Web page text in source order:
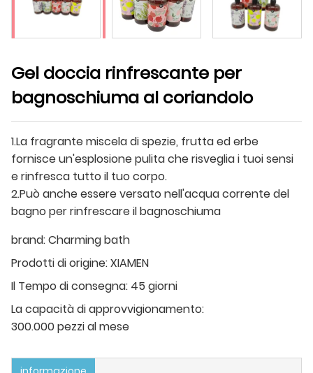
Gel doccia rinfrescante per
bagnoschiuma al coriandolo
1.La fragrante miscela di spezie, frutta ed erbe
fornisce un'esplosione pulita che risveglia i tuoi sensi
e rinfresca tutto il tuo corpo.
2.Può anche essere versato nell'acqua corrente del
bagno per rinfrescare il bagnoschiuma
brand:Charming bath
Prodotti di origine:XIAMEN
Il Tempo di consegna: 45 giorni
La capacità di approvvigionamento:
300.000 pezzi al mese